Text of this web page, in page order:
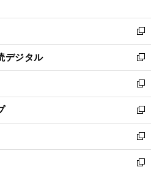
開
く
ウ
で
開
く
ン
ド
ウ
で
開
く
ウ
ィ
ン
ド
ウ
で
開
く
新
し
い
ウ
ィ
ン
ド
ウ
で
開
く
デジタル
新
し
い
ウ
ィ
ン
ド
ウ
で
新
し
い
ウ
ィ
ン
ド
新
し
い
ウ
ィ
新
し
い
新